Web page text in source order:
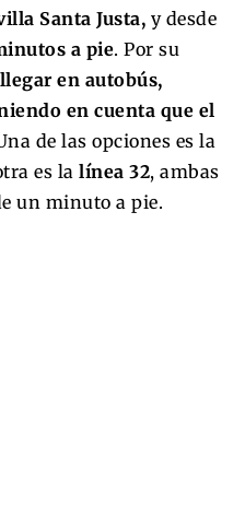
Santa Justa, y desde
a pie. Por su
en autobús,
en cuenta que el
de las opciones es la
es la línea 32, ambas
un minuto a pie.